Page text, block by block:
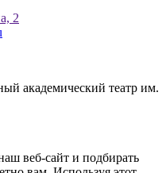
2
академический театр им.
веб-сайт и подбирать